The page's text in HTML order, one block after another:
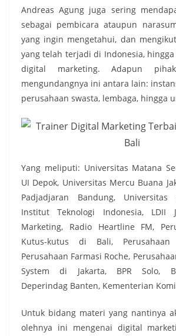
Andreas Agung juga sering
sebagai pembicara ataupun
yang ingin mengetahui, dan
yang telah terjadi di Indonesia,
digital marketing. Adapun
mengundangnya ini antara lain:
perusahaan swasta, lembaga, hingga
Yang meliputi: Universitas Matana
UI Depok, Universitas Mercu Buana
Padjadjaran Bandung, Universitas
Institut Teknologi Indonesia, LDII
Marketing, Radio Heartline FM,
Kutus-kutus di Bali, Perusahaan
Perusahaan Farmasi Roche,
System di Jakarta, BPR Solo,
Deperindag Banten, Kementerian
Untuk bidang materi yang nantinya
olehnya ini mengenai digital